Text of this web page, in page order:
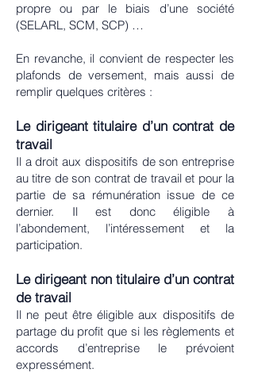
propre ou par le biais d’une société
(SELARL, SCM, SCP) …
En revanche, il convient de respecter les
plafonds de versement, mais aussi de
remplir quelques critères :
Le dirigeant titulaire d’un contrat de
travail
Il adroit aux dispositifs de son entreprise
au titre de son contrat de travail et pour la
partie de sa rémunération issue de ce
dernier. Il est donc éligible à
l’abondement, l’intéressement et la
participation.
Le dirigeant non titulaire d’un contrat
de travail
Il ne peut être éligible aux dispositifs de
partage du profit que si les règlements et
accords d’entreprise le prévoient
expressément.